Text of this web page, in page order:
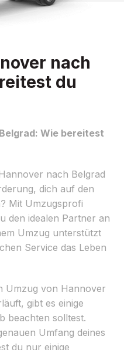
nach
du
Wie bereitest
nach Belgrad
dich auf den
Mit Umzugsprofi
den idealen Partner an
Umzug unterstützt
Service das Leben
Umzug von Hannover
gibt es einige
beachten solltest.
Umfang deines
du nur einige